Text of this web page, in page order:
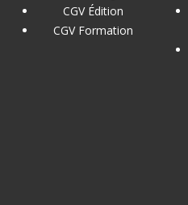
CGV Édition
CGV Formation